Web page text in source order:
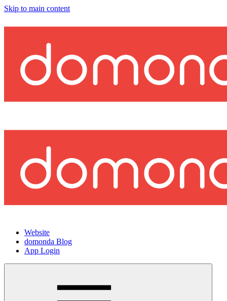
Skip to main content
Website
domonda Blog
App Login